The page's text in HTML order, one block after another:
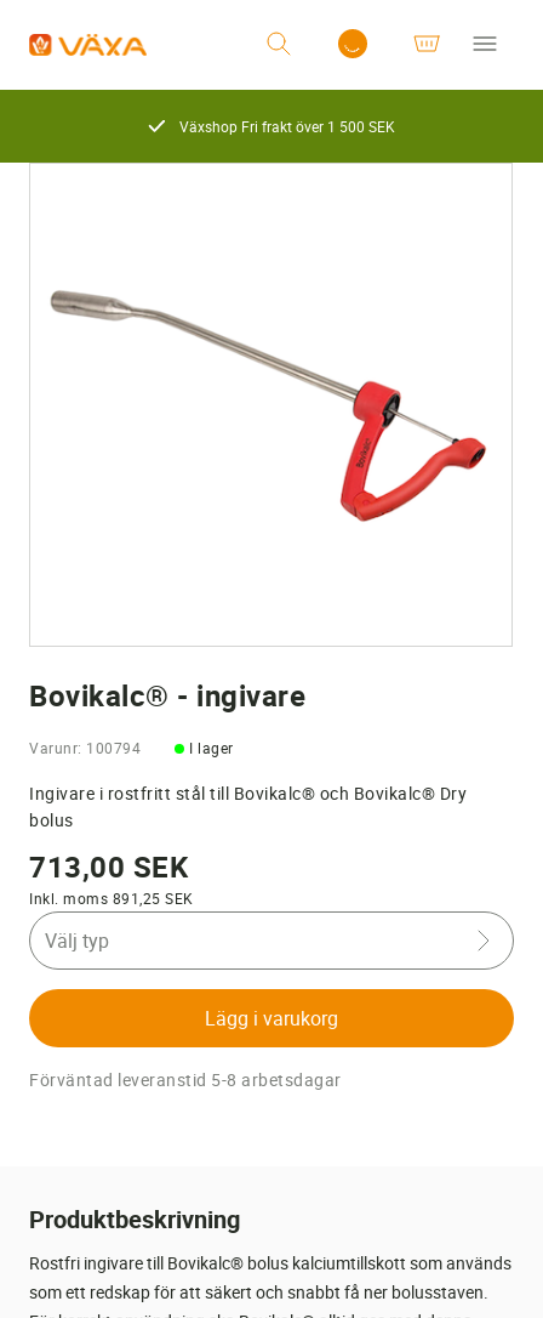
Växshop Fri frakt över 1 500 SEK
Bovikalc® - ingivare
Varunr: 100794 I lager
Ingivare i rostfritt stål till Bovikalc® och Bovikalc® Dry
bolus
713,00 SEK
Inkl. moms 891,25 SEK
Välj typ
Lägg i varukorg
Förväntad leveranstid 5-8 arbetsdagar
Produktbeskrivning
Rostfri ingivare till Bovikalc® bolus kalciumtillskott som används
som ett redskap för att säkert och snabbt få ner bolusstaven.